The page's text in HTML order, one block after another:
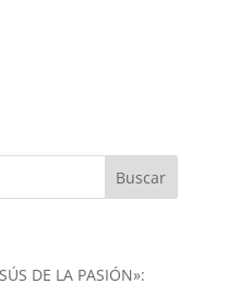
DE LA PASIÓN»: